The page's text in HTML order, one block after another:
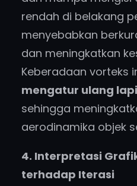
rendah di belakang
menyebabkan
dan meningkatkan
Keberadaan vorteks
mengatur ulang
sehingga
aerodinamika objek
4. Interpretasi
terhadap Iterasi